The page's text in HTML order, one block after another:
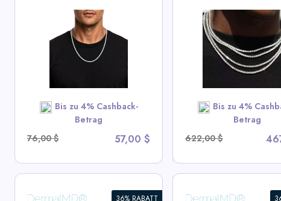
Bis zu 4% Cashback-
Betrag
76,00 $
57,00 $
Bis zu 4%
Betrag
622,00 $
3mm Moissanite Tennis
Chain – 925 Sterling
Silver VVS1 D Halskette
SHOP NOW
Iced Out Rainbow
Tennis Chain -
Quadrat Schnitt
Hip Hop Schmuck
View All Miles
SHOP NOW
36% RABATT